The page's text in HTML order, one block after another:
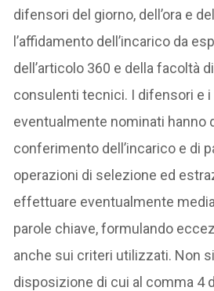
difensori del giorno, dell’ora e
l’affidamento dell’incarico da
dell’articolo 360 e della facoltà
consulenti tecnici. I difensori e
eventualmente nominati hanno
conferimento dell’incarico e di
operazioni di selezione ed
effettuare eventualmente
parole chiave, formulando
anche sui criteri utilizzati. Non
disposizione di cui al comma 4